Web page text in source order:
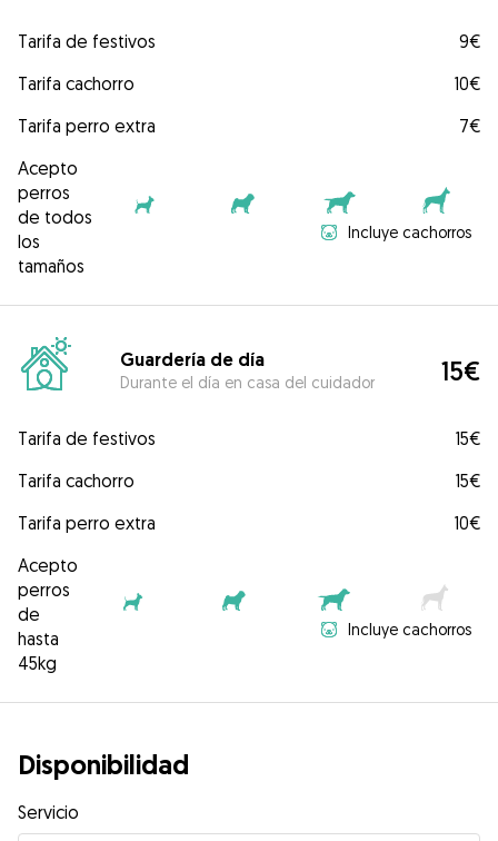
Tarifa de festivos
9€
Tarifa cachorro
10€
Tarifa perro extra
7€
Acepto
perros
de todos
los
tamaños
Incluye cachorros
Guardería de día
Durante el día en casa del cuidador 15€
Tarifa de festivos
15€
Tarifa cachorro
15€
Tarifa perro extra
10€
Acepto
perros
de
hasta
45kg
Incluye cachorros
Disponibilidad
Servicio